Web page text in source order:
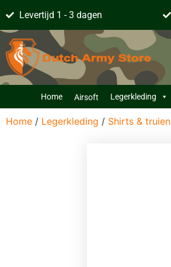
Levertijd 1 - 3 dagen
Home Airsoft Legerkleding
Home / Legerkleding / Shirts & truien